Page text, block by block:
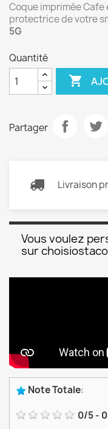
Coque imprimée
protectrice de votre
5G
Quantité

Partager
Livraison
Vous voulez
sur
Note Totale:
0/5- 0